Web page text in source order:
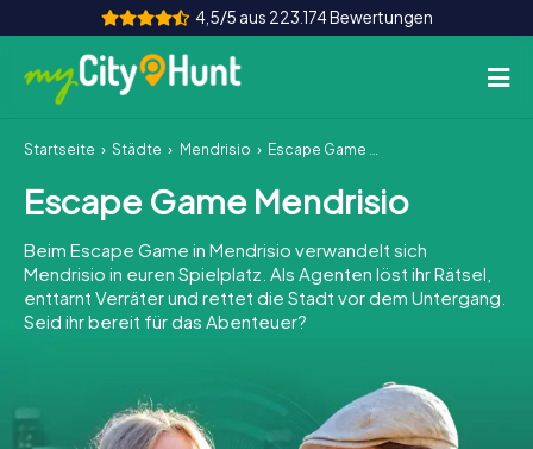
4,5/5 aus 223.174 Bewertungen
So funktioniert's
Städte
Touren
Teamevent
INT AT CH
DE
Startseite Städte Mendrisio Escape Game Mendrisio
Escape Game Mendrisio
Beim Escape Game in Mendrisio verwandelt sich
Mendrisio in euren Spielplatz. Als Agenten löst ihr Rätsel,
enttarnt Verräter und rettet die Stadt vor dem Untergang.
Seid ihr bereit für das Abenteuer?